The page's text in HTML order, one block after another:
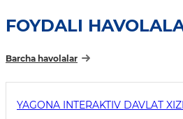
FOYDALI
Barcha havolalar
YAGONA INTERAKTIV DAVLAT